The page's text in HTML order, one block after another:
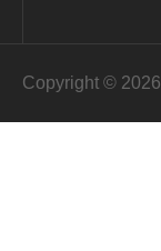
Copyright ©